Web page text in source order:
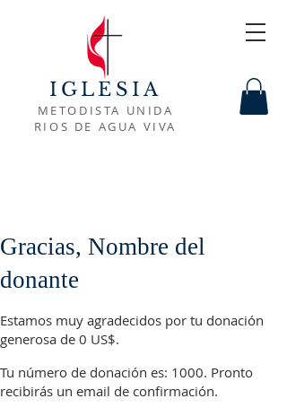
IGLESIA
METODISTA UNIDA
RIOS DE AGUA VIVA
Gracias, Nombre del
donante
Estamos muy agradecidos por tu donación
generosa de 0 US$.
Tu número de donación es: 1000. Pronto
recibirás un email de confirmación.